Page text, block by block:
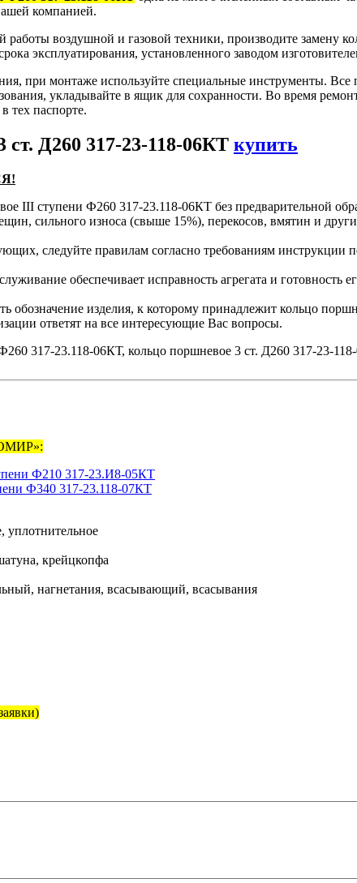
компанией.
работы воздушной и газовой техники, производите замену
эксплуатирования, установленного заводом
при монтаже используйте специальные инструменты. Все
укладывайте в ящик для сохранности. Во время
тех паспорте.
Д260 317-23-118-06КТ купить
ІІІ ступени Ф260 317-23.118-06КТ без предварительной
сильного износа (свыше 15%), перекосов, вмятин и
следуйте правилам согласно требованиям инструкции
обеспечивает исправность агрегата и готовность
обозначение изделия, к которому принадлежит кольцо
ответят на все интересующие Вас вопросы.
317-23.118-06КТ, кольцо поршневое 3 ст. Д260 317-23-
Ф210 317-23.И8-05КТ
Ф340 317-23.118-07КТ
уплотнительное
крейцкопфа
нагнетания, всасывающий, всасывания